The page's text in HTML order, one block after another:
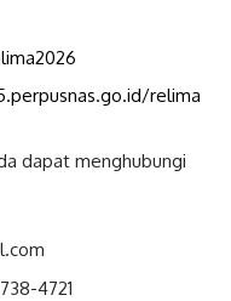
relima
dapat menghubungi
4721